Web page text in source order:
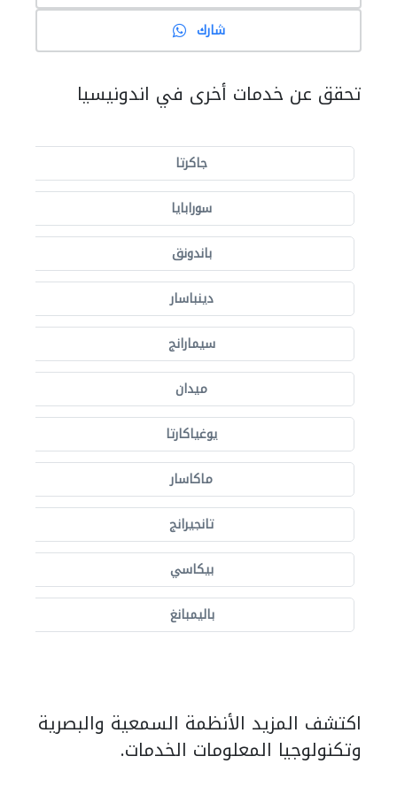
شارك
تحقق عن خدمات أخرى في اندونيسيا
جاكرتا
سورابايا
باندونق
دينباسار
سيمارانج
ميدان
يوغياكارتا
ماكاسار
تانجيرانج
بيكاسي
باليمبانغ
اكتشف المزيد الأنظمة السمعية والبصرية
وتكنولوجيا المعلومات الخدمات.